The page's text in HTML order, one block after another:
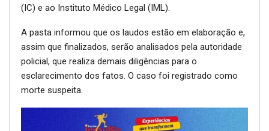
(IC) e ao Instituto Médico Legal (IML).
A pasta informou que os laudos estão em elaboração e,
assim que finalizados, serão analisados pela autoridade
policial, que realiza demais diligências para o
esclarecimento dos fatos. O caso foi registrado como
morte suspeita.